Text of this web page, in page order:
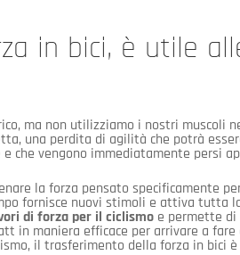
in bici, è utile
ma non utilizziamo i nostri muscoli
una perdita di agilità che potrà
vengono immediatamente persi
la forza pensato specificamente
fornisce nuovi stimoli e attiva tutta
di forza per il ciclismo e permette di
in maniera efficace per arrivare a fare
il trasferimento della forza in bici